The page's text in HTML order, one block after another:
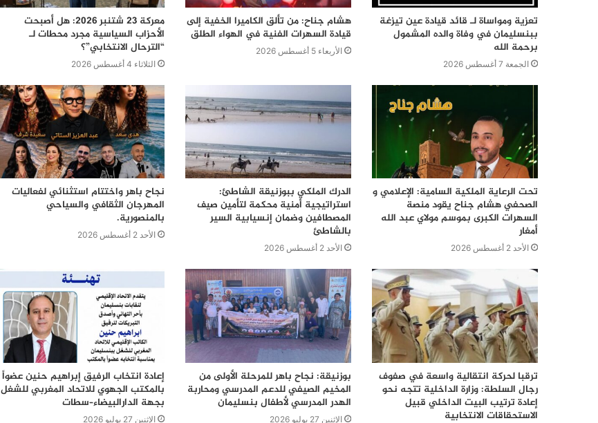
تعزية ومواساة لـ قائد قيادة عين تيزغة
ببنسليمان في وفاة والده المشمول
برحمة الله
الجمعة 7 أغسطس 2026
هشام جناح: من تألق الكاميرا الخفية إلى
قيادة السهرات الفنية في الهواء الطلق
الأربعاء 5 أغسطس 2026
معركة 23 شتنبر 2026: هل أصبحت
الأحزاب السياسية مجرد محطات لـ
“الترحال الانتخابي”؟
الثلاثاء 4 أغسطس 2026
تحت الرعاية الملكية السامية: الإعلامي و
الصحفي هشام جناح يقود منصة
السهرات الكبرى بموسم مولاي عبد الله
أمغار
الأحد 2 أغسطس 2026
الدرك الملكي ببوزنيقة الشاطئ:
استراتيجية أمنية محكمة لتأمين صيف
المصطافين وضمان إنسيابية السير
بالشاطئ
الأحد 2 أغسطس 2026
نجاح باهر واختتام استثنائي لفعاليات
المهرجان الثقافي والسياحي
بالمنصورية.
الأحد 2 أغسطس 2026
ترقبا لحركة انتقالية واسعة في صفوف
رجال السلطة: وزارة الداخلية تتجه نحو
إعادة ترتيب البيت الداخلي قبيل
الاستحقاقات الانتخابية
بوزنيقة: نجاح باهر للمرحلة الأولى من
المخيم الصيفي للدعم المدرسي ومحاربة
الهدر المدرسي لأطفال بنسليمان
الإثنين 27 يوليو 2026
إعادة انتخاب الرفيق إبراهيم حنين عضواً
بالمكتب الجهوي للاتحاد المغربي للشغل
بجهة الدارالبيضاء–سطات
الإثنين 27 يوليو 2026